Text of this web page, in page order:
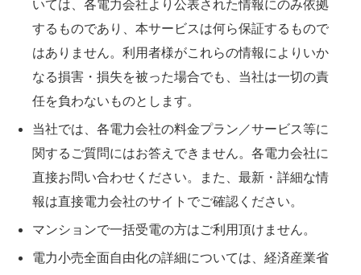
いては、各電力会社より公表された情報にのみ依拠
するものであり、本サービスは何ら保証するもので
はありません。利用者様がこれらの情報によりいか
なる損害・損失を被った場合でも、当社は一切の責
任を負わないものとします。
当社では、各電力会社の料金プラン／サービス等に
関するご質問にはお答えできません。各電力会社に
直接お問い合わせください。また、最新・詳細な情
報は直接電力会社のサイトでご確認ください。
マンションで一括受電の方はご利用頂けません。
電力小売全面自由化の詳細については、経済産業省